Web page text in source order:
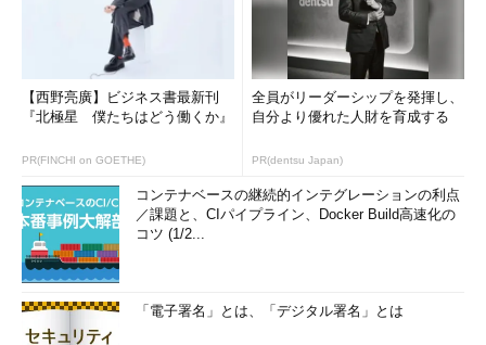
危険性についても触れておきたい。この例におけるパラメータ
が、ユーザー認証が行われた後、ユーザーが送信するURLのクエ
リストリングに付与されており、何度ログオンし直しても同じ値
であった場合、ほぼ間違いなく固定のユーザーIDとして使用され
ている。こういう場合、通常Webアプリケーションは、ログオン
ている。
このとき、攻撃者はセッションCookie生成のメカニズムを知ろ
うとするだろう。もっとも、クエリストリングに重要な情報を入
れてしまうこと自体、以下の危険性が指摘できる。
Webブラウザのキャッシュ
【西野亮廣】ビジネス書最新刊
『北極星 僕たちはどう働くか』
PR(FINCHI on GOETHE)
全員がリーダーシップを発揮し、
自分より優れた人財を育成する
PR(dentsu Japan)
コンテナベースの継続的インテグレーションの利点
／課題と、CIパイプライン、Docker Build高速化の
コツ (1/2...
「電子署名」とは、「デジタル署名」とは